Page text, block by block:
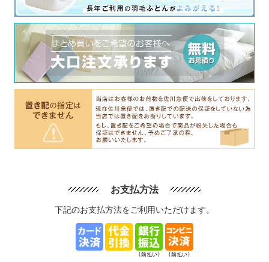
お支払方法
下記のお支払方法をご利用いただけます。